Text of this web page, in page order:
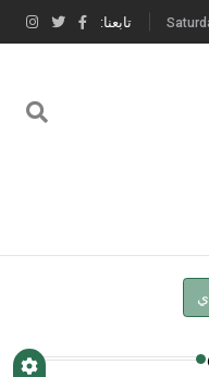
تابعنا:
ي